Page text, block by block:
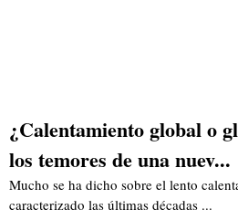
¿Calentamiento global o
los temores de una nuev...
Mucho se ha dicho sobre el lento
caracterizado las últimas décadas ...